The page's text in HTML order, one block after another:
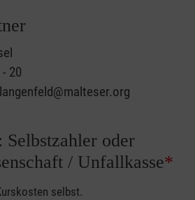
20
Selbstzahler oder
/ Unfallkasse*
selbst.